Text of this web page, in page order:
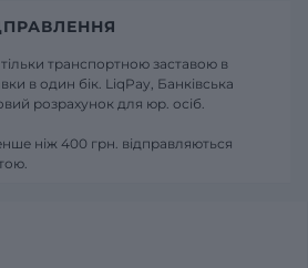
транспортною заставою в
в один бік. LiqPay, Банківська
розрахунок для юр. осіб.
ніж 400 грн. відправляються